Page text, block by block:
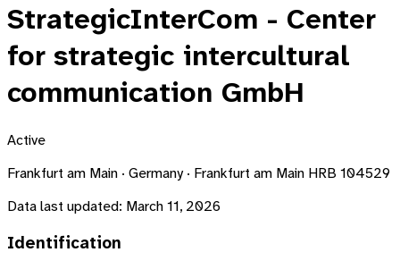
StrategicInterCom - Center
for strategic intercultural
communication GmbH
Active
Frankfurt am Main · Germany · Frankfurt am Main HRB 104529
Data last updated: March 11, 2026
Identification